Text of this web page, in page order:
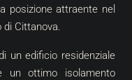
posizione attraente nel
Cittanova.
un edificio residenziale
un ottimo isolamento